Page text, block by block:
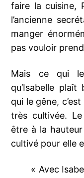
faire la cuisine,
l’ancienne
manger
pas vouloir
Mais ce qui
qu’Isabelle
qui le gêne,
très cultivée.
être à la hauteur
cultivé pour elle
« Avec